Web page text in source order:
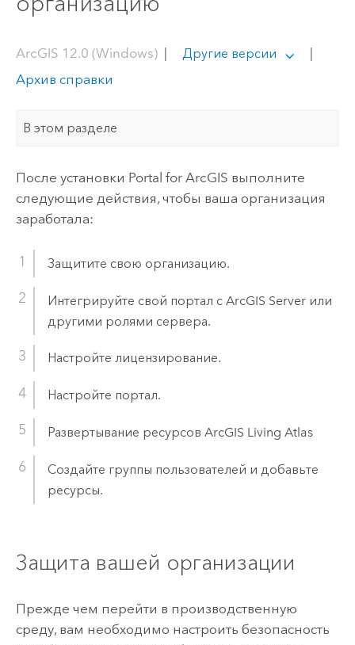
ArcGIS 12.0 (Windows)| Другие версии
Архив справки
В этом разделе
После установки Portal for ArcGIS выполните
следующие действия, чтобы ваша организация
заработала:
Защитите свою организацию.
Интегрируйте свой портал с ArcGIS Serverили
другими ролями сервера.
Настройте лицензирование.
Настройте портал.
Развертывание ресурсов ArcGIS Living Atlas
Создайте группы пользователей и добавьте
ресурсы.
Защита вашей организации
Прежде чем перейти в производственную
среду, вам необходимо настроить безопасность